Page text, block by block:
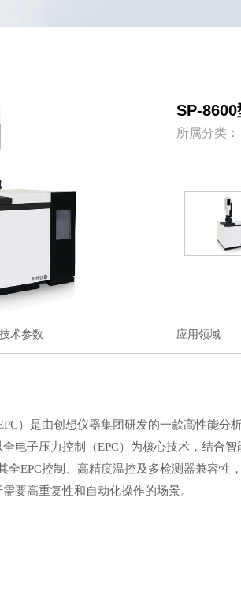
SP-
所属分类：
技术参数 应用领域
）是由创想仪器集团研发的一款高性能
电子压力控制（EPC）为核心技术，结合
全EPC控制、高精度温控及多检测器兼容
要高重复性和自动化操作的场景。